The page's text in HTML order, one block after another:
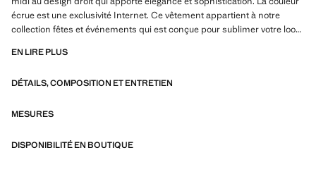
écrue est une exclusivité Internet. Ce vêtement appartient à notre
collection fêtes et événements qui est conçue pour sublimer votre look
EN LIRE PLUS
DÉTAILS, COMPOSITION ET ENTRETIEN
MESURES
DISPONIBILITÉ EN BOUTIQUE